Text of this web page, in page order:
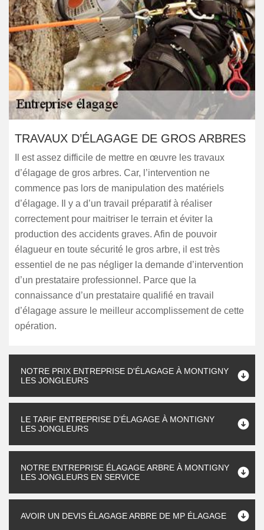
TRAVAUX D’ÉLAGAGE DE GROS ARBRES
Il est assez difficile de mettre en œuvre les travaux
d’élagage de gros arbres. Car, l’intervention ne
commence pas lors de manipulation des matériels
d’élagage. Il y a d’un travail préparatif à réaliser
correctement pour maitriser le terrain et éviter la
production des accidents graves. Afin de pouvoir
élagueur en toute sécurité le gros arbre, il est très
essentiel de ne pas négliger la demande d’intervention
d’un prestataire professionnel. Parce que la
connaissance d’un prestataire qualifié en travail
d’élagage assure le meilleur accomplissement de cette
opération.
NOTRE PRIX ENTREPRISE D'ÉLAGAGE À MONTIGNY
LES JONGLEURS
LE TARIF ENTREPRISE D’ÉLAGAGE À MONTIGNY
LES JONGLEURS
NOTRE ENTREPRISE ÉLAGAGE ARBRE À MONTIGNY
LES JONGLEURS EN SERVICE
AVOIR UN DEVIS ÉLAGAGE ARBRE DE MP ÉLAGAGE